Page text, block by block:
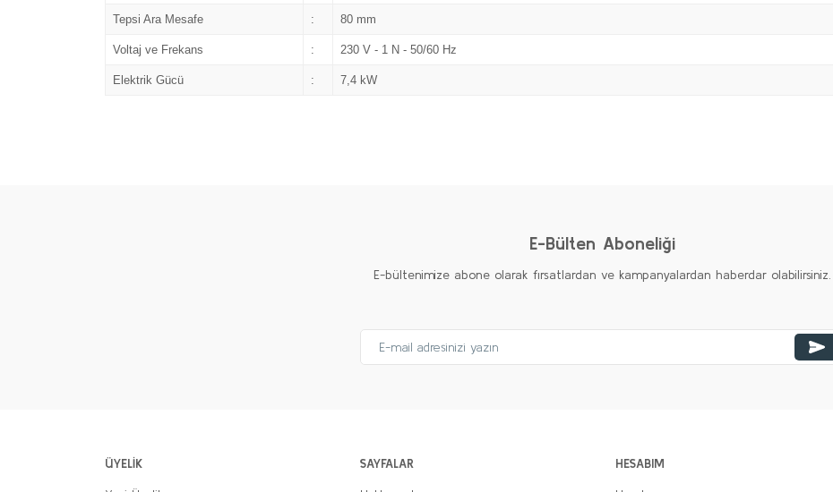
Tepsi Ara Mesafe : 80 mm
Voltaj ve Frekans : 230 V - 1 N - 50/60 Hz
Elektrik Gücü : 7,4 kW
E-Bülten Aboneliği
E-bültenimize abone olarak fırsatlardan ve kampanyalardan haberdar olabilirsiniz.
ÜYELİK SAYFALAR HESABIM